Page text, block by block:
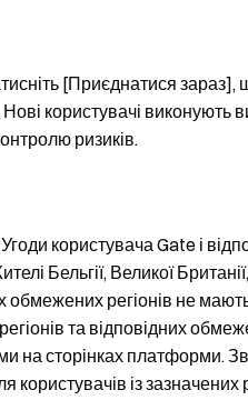
[Приєднатися зараз],
користувачі виконують
ризиків.
користувача Gate і
Бельгії, Великої
обмежених регіонів не
та відповідних
на сторінках платформи.
із зазначених